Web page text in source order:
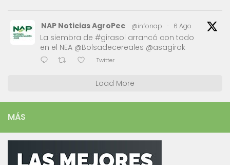
NAP Noticias AgroPec @infonap · 6 Ago
La siembra de #girasol arrancó con todo
en el NEA @Bolsadecereales @asagirok
Twitter
Load More
MÁS